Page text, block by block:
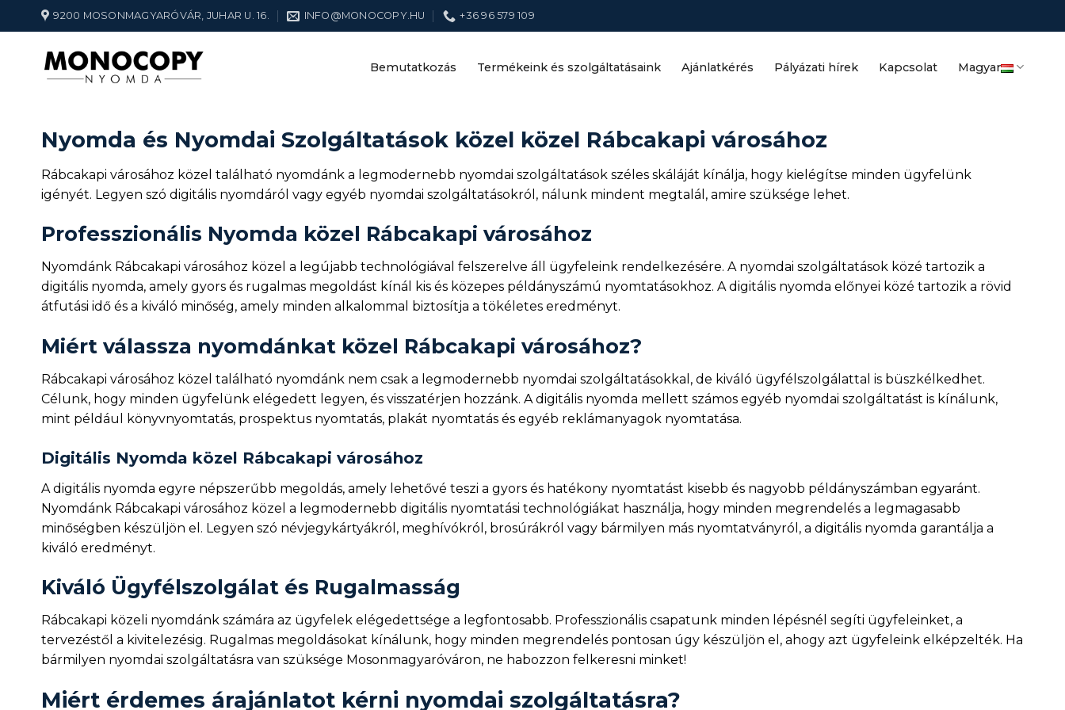
to
content
9200 MOSONMAGYARÓVÁR, JUHAR U. 16. INFO@MONOCOPY.HU +36 96 579 109
Bemutatkozás Termékeink és szolgáltatásaink Ajánlatkérés Pályázati hírek Kapcsolat Magyar
Nyomda és Nyomdai Szolgáltatások közel közel Rábcakapi városához
Rábcakapi városához közel található nyomdánk a legmodernebb nyomdai szolgáltatások széles skáláját kínálja, hogy kielégítse minden ügyfelünk
igényét. Legyen szó digitális nyomdáról vagy egyéb nyomdai szolgáltatásokról, nálunk mindent megtalál, amire szüksége lehet.
Professzionális Nyomda közel Rábcakapi városához
Nyomdánk Rábcakapi városához közel a legújabb technológiával felszerelve áll ügyfeleink rendelkezésére. A nyomdai szolgáltatások közé tartozik a
digitális nyomda, amely gyors és rugalmas megoldást kínál kis és közepes példányszámú nyomtatásokhoz. A digitális nyomda előnyei közé tartozik a rövid
átfutási idő és a kiváló minőség, amely minden alkalommal biztosítja a tökéletes eredményt.
Miért válassza nyomdánkat közel Rábcakapi városához?
Rábcakapi városához közel található nyomdánk nem csak a legmodernebb nyomdai szolgáltatásokkal, de kiváló ügyfélszolgálattal is büszkélkedhet.
Célunk, hogy minden ügyfelünk elégedett legyen, és visszatérjen hozzánk. A digitális nyomda mellett számos egyéb nyomdai szolgáltatást is kínálunk,
mint például könyvnyomtatás, prospektus nyomtatás, plakát nyomtatás és egyéb reklámanyagok nyomtatása.
Digitális Nyomda közel Rábcakapi városához
A digitális nyomda egyre népszerűbb megoldás, amely lehetővé teszi a gyors és hatékony nyomtatást kisebb és nagyobb példányszámban egyaránt.
Nyomdánk Rábcakapi városához közel a legmodernebb digitális nyomtatási technológiákat használja, hogy minden megrendelés a legmagasabb
minőségben készüljön el. Legyen szó névjegykártyákról, meghívókról, brosúrákról vagy bármilyen más nyomtatványról, a digitális nyomda garantálja a
kiváló eredményt.
Kiváló Ügyfélszolgálat és Rugalmasság
Rábcakapi közeli nyomdánk számára az ügyfelek elégedettsége a legfontosabb. Professzionális csapatunk minden lépésnél segíti ügyfeleinket, a
tervezéstől a kivitelezésig. Rugalmas megoldásokat kínálunk, hogy minden megrendelés pontosan úgy készüljön el, ahogy azt ügyfeleink elképzelték. Ha
bármilyen nyomdai szolgáltatásra van szüksége Mosonmagyaróváron, ne habozzon felkeresni minket!
Miért érdemes árajánlatot kérni nyomdai szolgáltatásra?